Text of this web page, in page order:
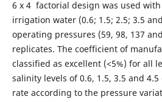
6 x 4 factorial design was used
irrigation water (0.6; 1.5; 2.5; 3.5
operating pressures (59, 98, 137
replicates. The coefficient of
classified as excellent (<5%) for all
salinity levels of 0.6, 1.5, 3.5 and
rate according to the pressure